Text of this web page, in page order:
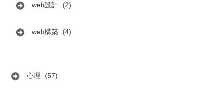
web設計 (2)
web構築 (4)
心理 (57)